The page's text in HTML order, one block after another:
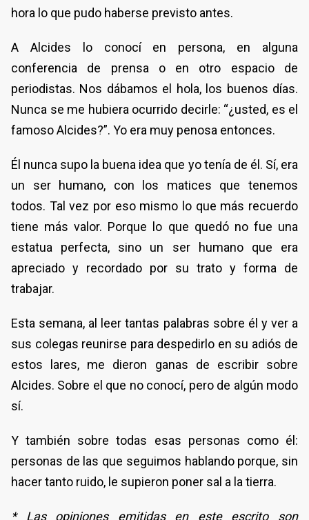
hora lo que pudo haberse previsto antes.
A Alcides lo conocí en persona, en alguna
conferencia de prensa o en otro espacio de
periodistas. Nos dábamos el hola, los buenos días.
Nunca se me hubiera ocurrido decirle: “¿usted, es el
famoso Alcides?”. Yo era muy penosa entonces.
Él nunca supo la buena idea que yo tenía de él. Sí, era
un ser humano, con los matices que tenemos
todos. Tal vez por eso mismo lo que más recuerdo
tiene más valor. Porque lo que quedó no fue una
estatua perfecta, sino un ser humano que era
apreciado y recordado por su trato y forma de
trabajar.
Esta semana, al leer tantas palabras sobre él y ver a
sus colegas reunirse para despedirlo en su adiós de
estos lares, me dieron ganas de escribir sobre
Alcides. Sobre el que no conocí, pero de algún modo
sí.
Y también sobre todas esas personas como él:
personas de las que seguimos hablando porque, sin
hacer tanto ruido, le supieron poner sal a la tierra.
* Las opiniones emitidas en este escrito son